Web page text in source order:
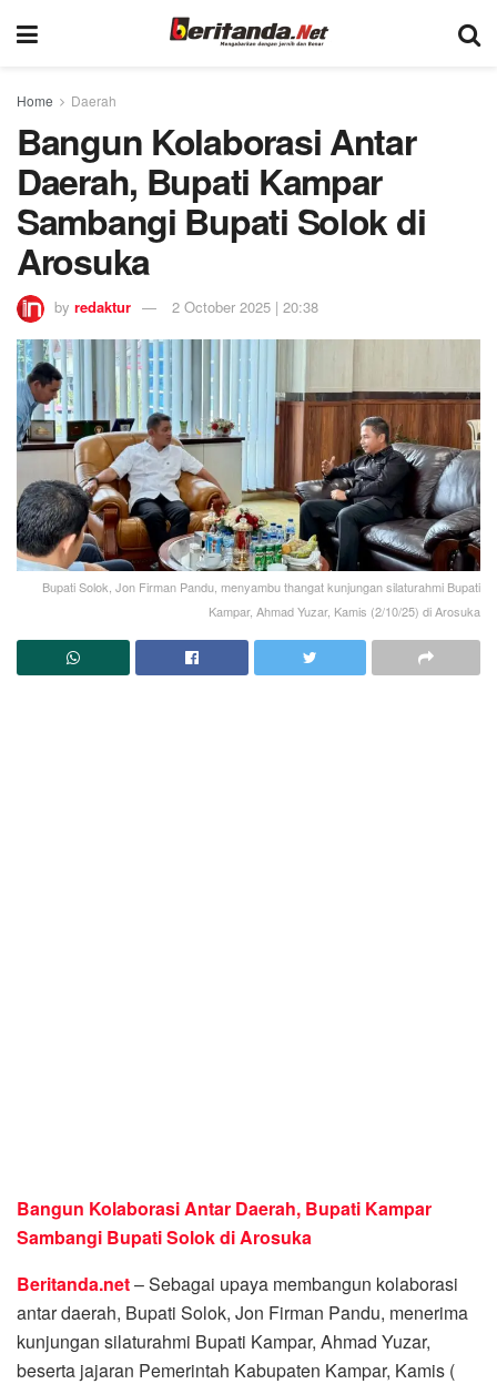
Home Daerah
Bangun Kolaborasi Antar
Daerah, Bupati Kampar
Sambangi Bupati Solok di
Arosuka
by redaktur 2 October 2025 | 20:38
Bupati Solok, Jon Firman Pandu, menyambu thangat kunjungan silaturahmi Bupati
Kampar, Ahmad Yuzar, Kamis (2/10/25) di Arosuka
Bangun Kolaborasi Antar Daerah, Bupati Kampar
Sambangi Bupati Solok di Arosuka
Beritanda.net– Sebagai upaya membangun kolaborasi
antar daerah, Bupati Solok, Jon Firman Pandu, menerima
kunjungan silaturahmi Bupati Kampar, Ahmad Yuzar,
beserta jajaran Pemerintah Kabupaten Kampar, Kamis (